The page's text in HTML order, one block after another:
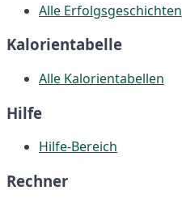
Alle Erfolgsgeschichten
Kalorientabelle
Alle Kalorientabellen
Hilfe
Hilfe-Bereich
Rechner